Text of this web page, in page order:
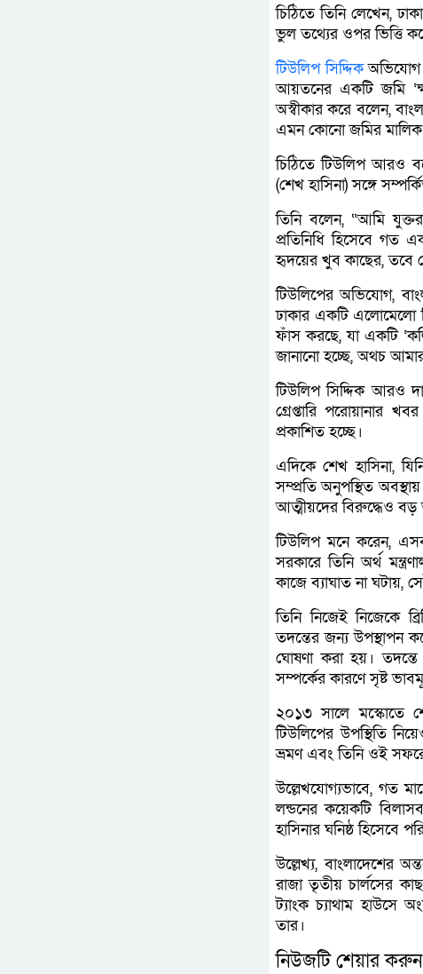
চিঠিতে তিনি লেখেন,
ভুল তথ্যের ওপর ভিত্তি
টিউলিপ সিদ্দিকঅভিযোগ
আয়তনের একটি জমি
অস্বীকার করে বলেন,
এমন কোনো জমির মালিক
চিঠিতে টিউলিপ আরও
(শেখ হাসিনা) সঙ্গে
তিনি বলেন, “আমি
প্রতিনিধি হিসেবে গত
হৃদয়ের খুব কাছের, তবে
টিউলিপের অভিযোগ,
ঢাকার একটি এলোমেলো
ফাঁস করছে, যা একটি
জানানো হচ্ছে, অথচ
টিউলিপ সিদ্দিক আরও
গ্রেপ্তারি পরোয়ানার
প্রকাশিত হচ্ছে।
এদিকে শেখ হাসিনা,
সম্প্রতি অনুপস্থিত
আত্মীয়দের বিরুদ্ধেও বড়
টিউলিপ মনে করেন,
সরকারে তিনি অর্থ
কাজে ব্যাঘাত না ঘটায়,
তিনি নিজেই নিজেকে
তদন্তের জন্য উপস্থাপন
ঘোষণা করা হয়।
সম্পর্কের কারণে সৃষ্ট
২০১৩ সালে মস্কোতে
টিউলিপের উপস্থিতি
ভ্রমণ এবং তিনি ওই
উল্লেখযোগ্যভাবে, গত
লন্ডনের কয়েকটি
হাসিনার ঘনিষ্ঠ হিসেবে
উল্লেখ্য, বাংলাদেশের
রাজা তৃতীয় চার্লসের
ট্যাংক চ্যাথাম হাউসে
তার।
নিউজটি শেয়ার করুন